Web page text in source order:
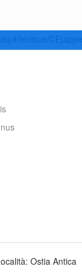
Ostia Antica